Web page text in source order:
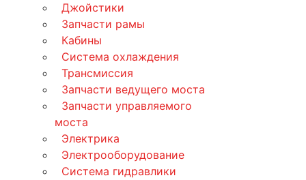
Джойстики
Запчасти рамы
Кабины
Система охлаждения
Трансмиссия
Запчасти ведущего моста
Запчасти управляемого
моста
Электрика
Электрооборудование
Система гидравлики